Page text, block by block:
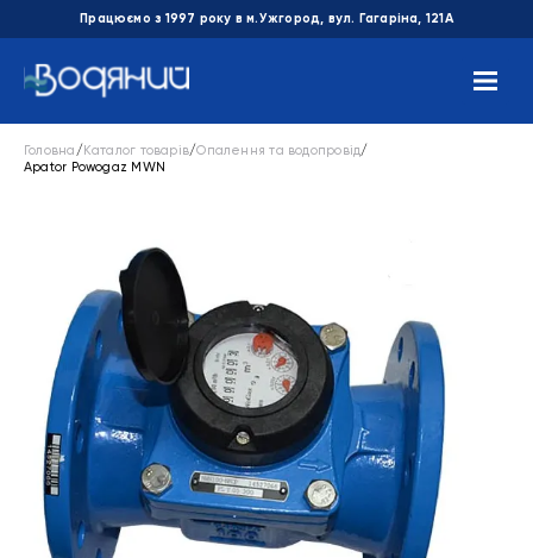
Працюємо з 1997 року в м.Ужгород, вул. Гагаріна, 121А
Головна / Каталог товарів/Опалення та водопровід/
Apator Powogaz MWN